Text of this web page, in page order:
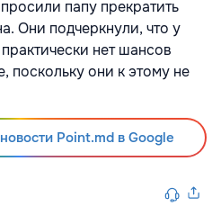
папу прекратить
Они подчеркнули, что у
нет шансов
поскольку они к этому не
Point.md в Google